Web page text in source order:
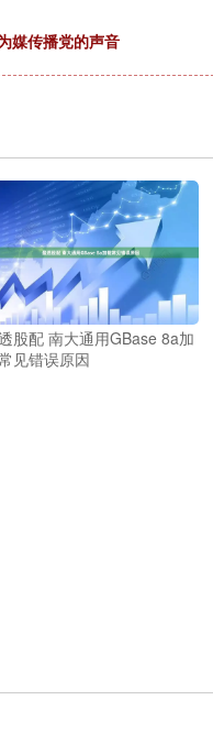
媒传播党的声音
股配 南大通用GBase 8a加
见错误原因